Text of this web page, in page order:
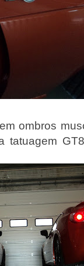
ombros
tatuagem